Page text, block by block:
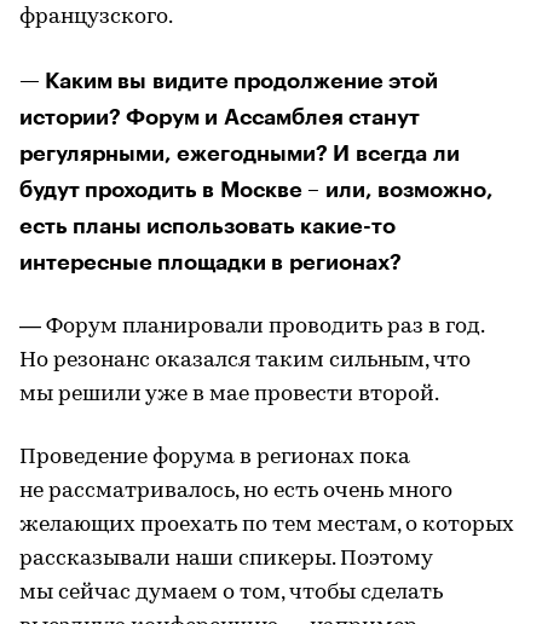
французского.
— Каким вы видите продолжение этой
истории? Форум и Ассамблея станут
регулярными, ежегодными? И всегда ли
будут проходить в Москве – или, возможно,
есть планы использовать какие-то
интересные площадки в регионах?
— Форум планировали проводить раз в год.
Но резонанс оказался таким сильным, что
мы решили уже в мае провести второй.
Проведение форума в регионах пока
не рассматривалось, но есть очень много
желающих проехать по тем местам, о которых
рассказывали наши спикеры. Поэтому
мы сейчас думаем о том, чтобы сделать